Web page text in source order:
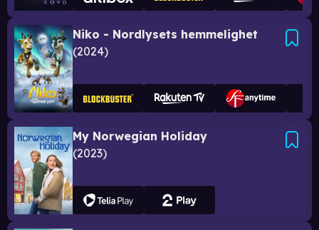
Niko - Nordlysets hemmelighet
2024
My Norwegian Holiday
2023